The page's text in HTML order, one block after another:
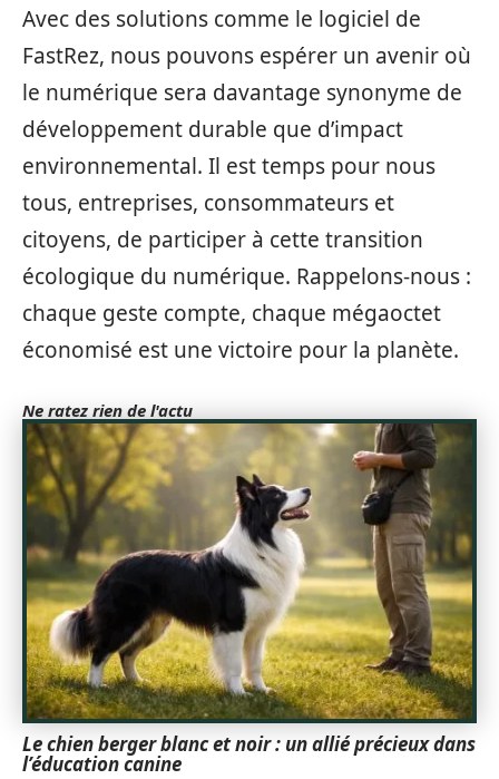
Avec des solutions comme le logiciel de
FastRez, nous pouvons espérer un avenir où
le numérique sera davantage synonyme de
développement durable que d’impact
environnemental. Il est temps pour nous
tous, entreprises, consommateurs et
citoyens, de participer à cette transition
écologique du numérique. Rappelons-nous :
chaque geste compte, chaque mégaoctet
économisé est une victoire pour la planète.
Ne ratez rien de l'actu
Le chien berger blanc et noir : un allié précieux dans
l’éducation canine